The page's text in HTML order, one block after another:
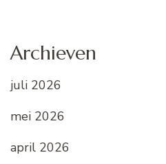
Archieven
juli 2026
mei 2026
april 2026